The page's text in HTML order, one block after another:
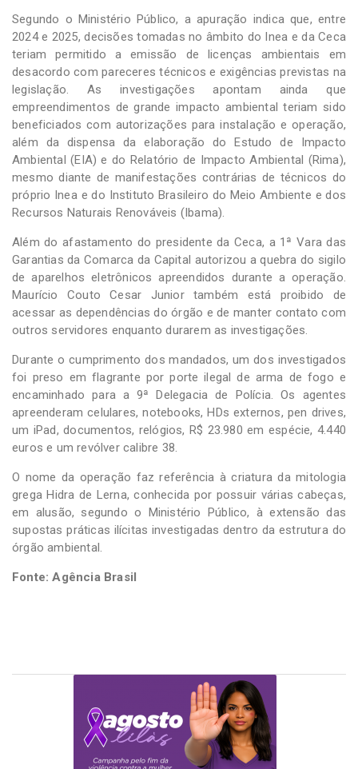
Segundo o Ministério Público, a apuração indica que, entre
2024 e 2025, decisões tomadas no âmbito do Inea e da Ceca
teriam permitido a emissão de licenças ambientais em
desacordo com pareceres técnicos e exigências previstas na
legislação. As investigações apontam ainda que
empreendimentos de grande impacto ambiental teriam sido
beneficiados com autorizações para instalação e operação,
além da dispensa da elaboração do Estudo de Impacto
Ambiental (EIA) e do Relatório de Impacto Ambiental (Rima),
mesmo diante de manifestações contrárias de técnicos do
próprio Inea e do Instituto Brasileiro do Meio Ambiente e dos
Recursos Naturais Renováveis (Ibama).
Além do afastamento do presidente da Ceca, a 1ª Vara das
Garantias da Comarca da Capital autorizou a quebra do sigilo
de aparelhos eletrônicos apreendidos durante a operação.
Maurício Couto Cesar Junior também está proibido de
acessar as dependências do órgão e de manter contato com
outros servidores enquanto durarem as investigações.
Durante o cumprimento dos mandados, um dos investigados
foi preso em flagrante por porte ilegal de arma de fogo e
encaminhado para a 9ª Delegacia de Polícia. Os agentes
apreenderam celulares, notebooks, HDs externos, pen drives,
um iPad, documentos, relógios, R$ 23.980 em espécie, 4.440
euros e um revólver calibre 38.
O nome da operação faz referência à criatura da mitologia
grega Hidra de Lerna, conhecida por possuir várias cabeças,
em alusão, segundo o Ministério Público, à extensão das
supostas práticas ilícitas investigadas dentro da estrutura do
órgão ambiental.
Fonte: Agência Brasil